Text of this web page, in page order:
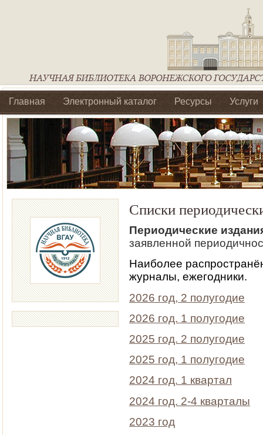
Главная Электронный каталог Ресурсы Услуги
Библиотеки регионального отделения Ассоциации
Списки
Периодические
заявленной
Наиболее
журналы, ежегодники.
2026 год, 2 полугодие
2026 год. 1 полугодие
2025 год. 2 полугодие
2025 год, 1 полугодие
2024 год. 1 квартал
2024 год. 2-4 кварталы
2023 год